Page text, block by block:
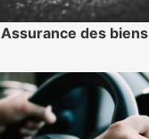
Assurance des biens